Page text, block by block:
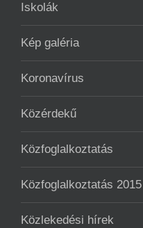
Iskolák
Kép galéria
Koronavírus
Közérdekű
Közfoglalkoztatás
Közfoglalkoztatás 2015
Közlekedési hírek